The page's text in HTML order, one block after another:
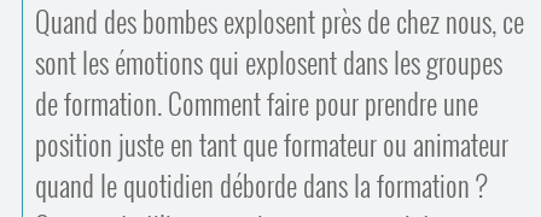
Quand des bombes explosent près de chez nous, ce
sont les émotions qui explosent dans les groupes
de formation. Comment faire pour prendre une
position juste en tant que formateur ou animateur
quand le quotidien déborde dans la formation ?